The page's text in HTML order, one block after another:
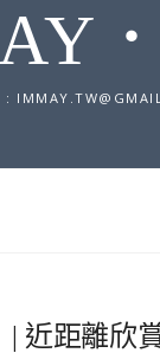
:
近距離欣